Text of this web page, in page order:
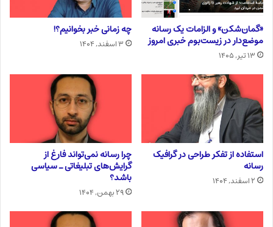
«گمان‌شکن» و الزامات یک رسانه
موضع‌دار در زیست‌بوم خبری امروز
۱۳ تیر, ۱۴۰۵
چه زمانی خبر بخوانیم؟!
۳ اسفند, ۱۴۰۴
استفاده از تفکر طراحی در گرافیک
رسانه
۲ اسفند, ۱۴۰۴
چرا رسانه نمی‌تواند فارغ از
گرایش‌های تبلیغاتی ـ سیاسی
باشد؟
۲۹ بهمن, ۱۴۰۴